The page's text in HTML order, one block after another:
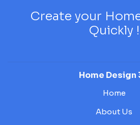
Create your
Quickly !
Home Design
Home
About Us